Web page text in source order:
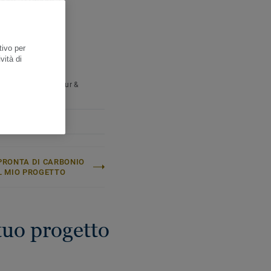
(/m²):
Quercus Robur &
DI CARBONIO
MIO PROGETTO
progetto
per
di